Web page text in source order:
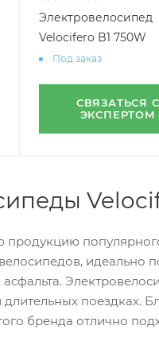
Электровелосипед
Velocifero B1 750W
Под заказ
СВЯЗАТЬСЯ С
ЭКСПЕРТОМ
продукцию
идеально
поездках.
бренда отлично